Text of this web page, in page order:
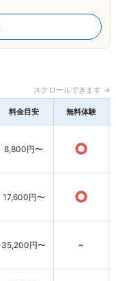
スクロールできます →
料金目安 無料体験
8,800円〜 ○
17,600円〜 ○
35,200円〜 -